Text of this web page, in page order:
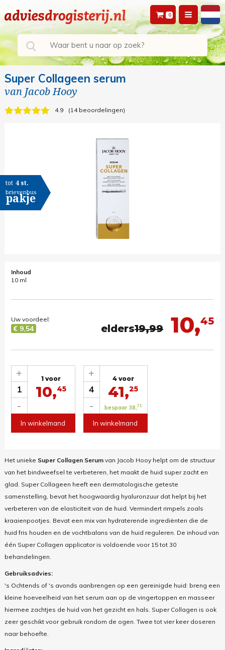
0
Super Collageen serum
van Jacob Hooy
4.9 14 beoordelingen
tot 4 st.
brievenbus
pakje
Inhoud
10 ml
10,45
elders19,99
Uw voordeel:
€ 9,54
1
-
+ 1 voor
10,45
In winkelmand
4
-
+ 4 voor
41,25
bespaar 38,71
In winkelmand
Het unieke Super Collagen Serumvan Jacob Hooy helpt om de structuur
van het bindweefsel te verbeteren, het maakt de huid super zacht en
glad. Super Collageen heeft een dermatologische geteste
samenstelling, bevat het hoogwaardig hyaluronzuur dat helpt bij het
verbeteren van de elasticiteit van de huid. Vermindert rimpels zoals
kraaienpootjes. Bevat een mix van hydraterende ingrediënten die de
huid fris houden en de vochtbalans van de huid reguleren. De inhoud van
één Super Collagen applicator is voldoende voor 15 tot 30
behandelingen.
Gebruiksadvies:
's Ochtends of 's avonds aanbrengen op een gereinigde huid: breng een
kleine hoeveelheid van het serum aan op de vingertoppen en masseer
hiermee zachtjes de huid van het gezicht en hals. Super Collagen is ook
zeer geschikt voor gebruik rondom de ogen. Twee tot vier keer doseren
naar behoefte.